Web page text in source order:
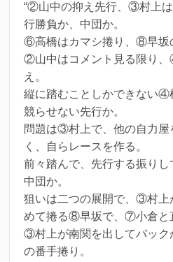
“②山中の抑え先行、③村上
行勝負か、中団か。
⑥高橋はカマシ捲り、⑧早坂
②山中はコメント見る限り
え。
縦に踏むことしかできない④
競らせない先行か。
問題は③村上で、他の自力屋
く、自らレースを作る。
前々踏んで、先行する振り
中団か。
狙いは二つの展開で、③村上
めて捲る⑧早坂で、⑦小倉と
③村上が南関を出してバッ
の番手捲り。